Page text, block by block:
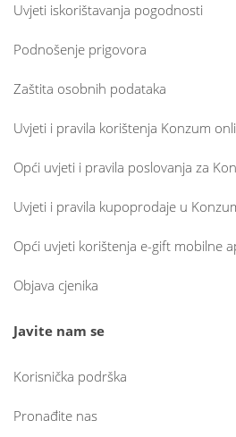
Uvjeti iskorištavanja pogodnosti
Podnošenje prigovora
Zaštita osobnih podataka
Uvjeti i pravila korištenja Konzum
Opći uvjeti i pravila poslovanja za
Uvjeti i pravila kupoprodaje u
Opći uvjeti korištenja e-gift mobilne
Objava cjenika
Javite nam se
Korisnička podrška
Pronađite nas